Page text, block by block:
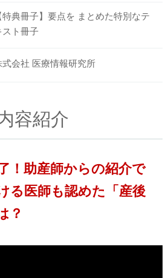
特典冊子】要点を まとめた特別なテ
スト冊子
式会社 医療情報研究所
容紹介
！助産師からの紹介で
る医師も認めた「産後
？